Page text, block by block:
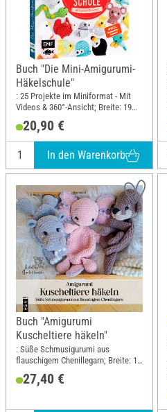
Buch "Die Mini-Amigurumi-
Häkelschule"
: 25 Projekte im Miniformat - Mit
Videos & 360°-Ansicht; Breite: 19
cm; Höhe: 23 cm
20,90 €
In den Warenkorb
Buch "Amigurumi
Kuscheltiere häkeln"
: Süße Schmusigurumi aus
flauschigem Chenillegarn; Breite: 19
cm; Höhe: 19 cm
27,40 €